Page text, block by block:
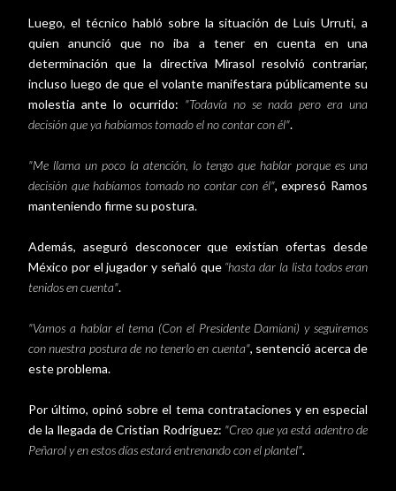
Luego, el técnico habló sobre la situación de Luis Urruti, a
quien anunció que no iba a tener en cuenta en una
determinación que la directiva Mirasol resolvió contrariar,
incluso luego de que el volante manifestara públicamente su
molestia ante lo ocurrido: "Todavía no se nada pero era una
decisión que ya habíamos tomado el no contar con él".
"Me llama un poco la atención, lo tengo que hablar porque es una
decisión que habíamos tomado no contar con él", expresó Ramos
manteniendo firme su postura.
Además, aseguró desconocer que existían ofertas desde
México por el jugador y señaló que “hasta dar la lista todos eran
tenidos en cuenta".
"Vamos a hablar el tema (Con el Presidente Damiani) y seguiremos
con nuestra postura de no tenerlo en cuenta", sentenció acerca de
este problema.
Por último, opinó sobre el tema contrataciones y en especial
de la llegada de Cristian Rodríguez: "Creo que ya está adentro de
Peñarol y en estos días estará entrenando con el plantel".